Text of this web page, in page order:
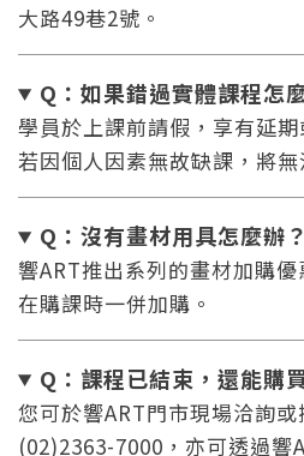
大路49巷2號。
Q：如果錯過實體課程怎
學員於上課前請假，享有延
若因個人因素無故缺課，將無
Q：沒有畫材用具怎麼辦？
響ART推出系列的畫材加購
在購課時一併加購。
Q：課程已結束，還能購
您可於響ART門市現場洽詢
(02)2363-7000，亦可透過響